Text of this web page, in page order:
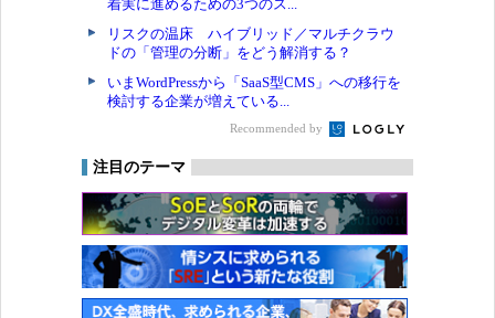
着実に進めるための3つのス...
リスクの温床 ハイブリッド／マルチクラウ
ドの「管理の分断」をどう解消する？
いまWordPressから「SaaS型CMS」への移行を
検討する企業が増えている...
Recommended by
注目のテーマ